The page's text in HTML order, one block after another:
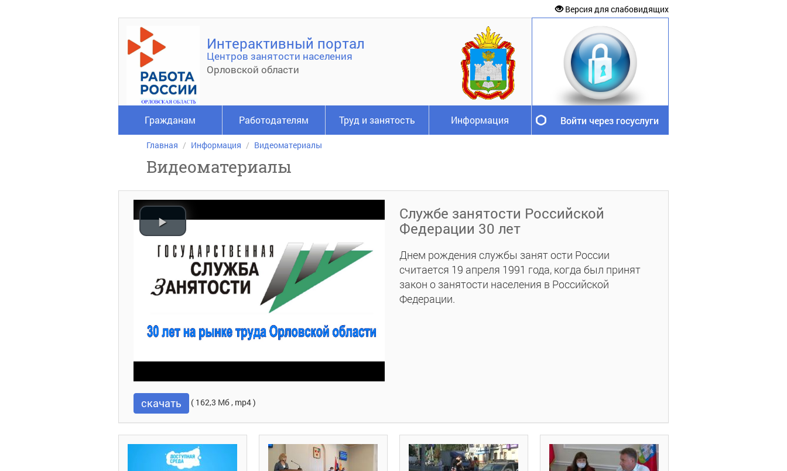
Версия для слабовидящих
Интерактивный портал
Центров занятости населения
Орловской области
Гражданам Работодателям Труд и занятость Информация Войти через госуслуги
Главная Информация Видеоматериалы
Видеоматериалы
Службе занятости Российской
Федерации 30 лет
Днем рождения службы занят ости России
считается 19 апреля 1991 года, когда был принят
закон о занятости населения в Российской
Федерации.
скачать ( 162,3 Мб , mp4 )